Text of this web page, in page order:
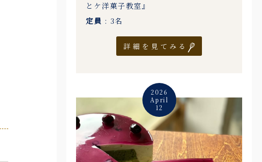
とケ洋菓子教室』
定員 : 3名
詳細を見てみる
2026
April
12